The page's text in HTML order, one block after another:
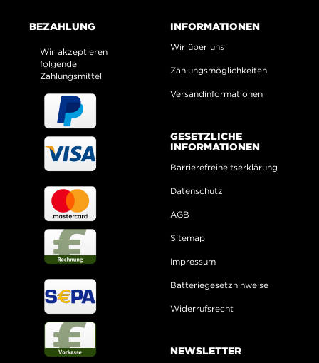
BEZAHLUNG
Wir akzeptieren
folgende
Zahlungsmittel
INFORMATIONEN
Wir über uns
Zahlungsmöglichkeiten
Versandinformationen
GESETZLICHE
INFORMATIONEN
Barrierefreiheitserklärung
Datenschutz
AGB
Sitemap
Impressum
Batteriegesetzhinweise
Widerrufsrecht
NEWSLETTER